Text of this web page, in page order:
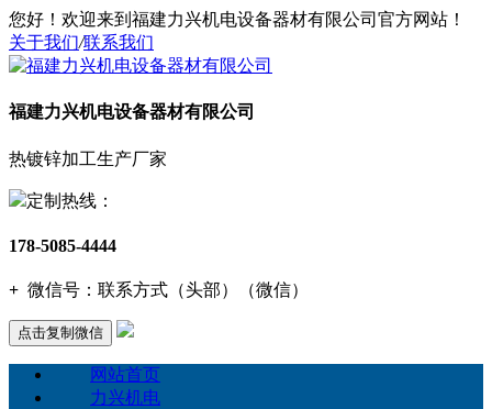
您好！欢迎来到福建力兴机电设备器材有限公司官方网站！
关于我们/联系我们
福建力兴机电设备器材有限公司
热镀锌加工生产厂家
定制热线：
178-5085-4444
+ 微信号： 联系方式（头部）（微信）
点击复制微信
网站首页
力兴机电